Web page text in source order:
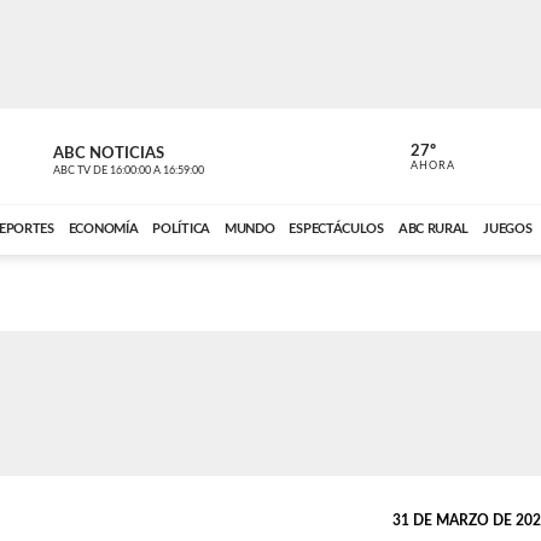
ABC NOTICIAS
ABC TV DE 16:00:00 A 16:59:00 ABC CARDINAL
27º
AHORA
ECONOMÍA POLÍTICA MUNDO ESPECTÁCULOS ABC RURAL JUEGOS
31 DE MARZO DE